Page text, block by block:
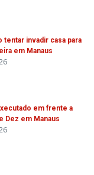
tentar invadir casa para
em Manaus
em frente a
Dez em Manaus